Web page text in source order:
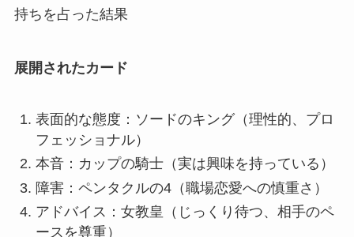
持ちを占った結果
展開されたカード
表面的な態度：ソードのキング（理性的、プロ
フェッショナル）
本音：カップの騎士（実は興味を持っている）
障害：ペンタクルの4（職場恋愛への慎重さ）
アドバイス：女教皇（じっくり待つ、相手のペ
ースを尊重）